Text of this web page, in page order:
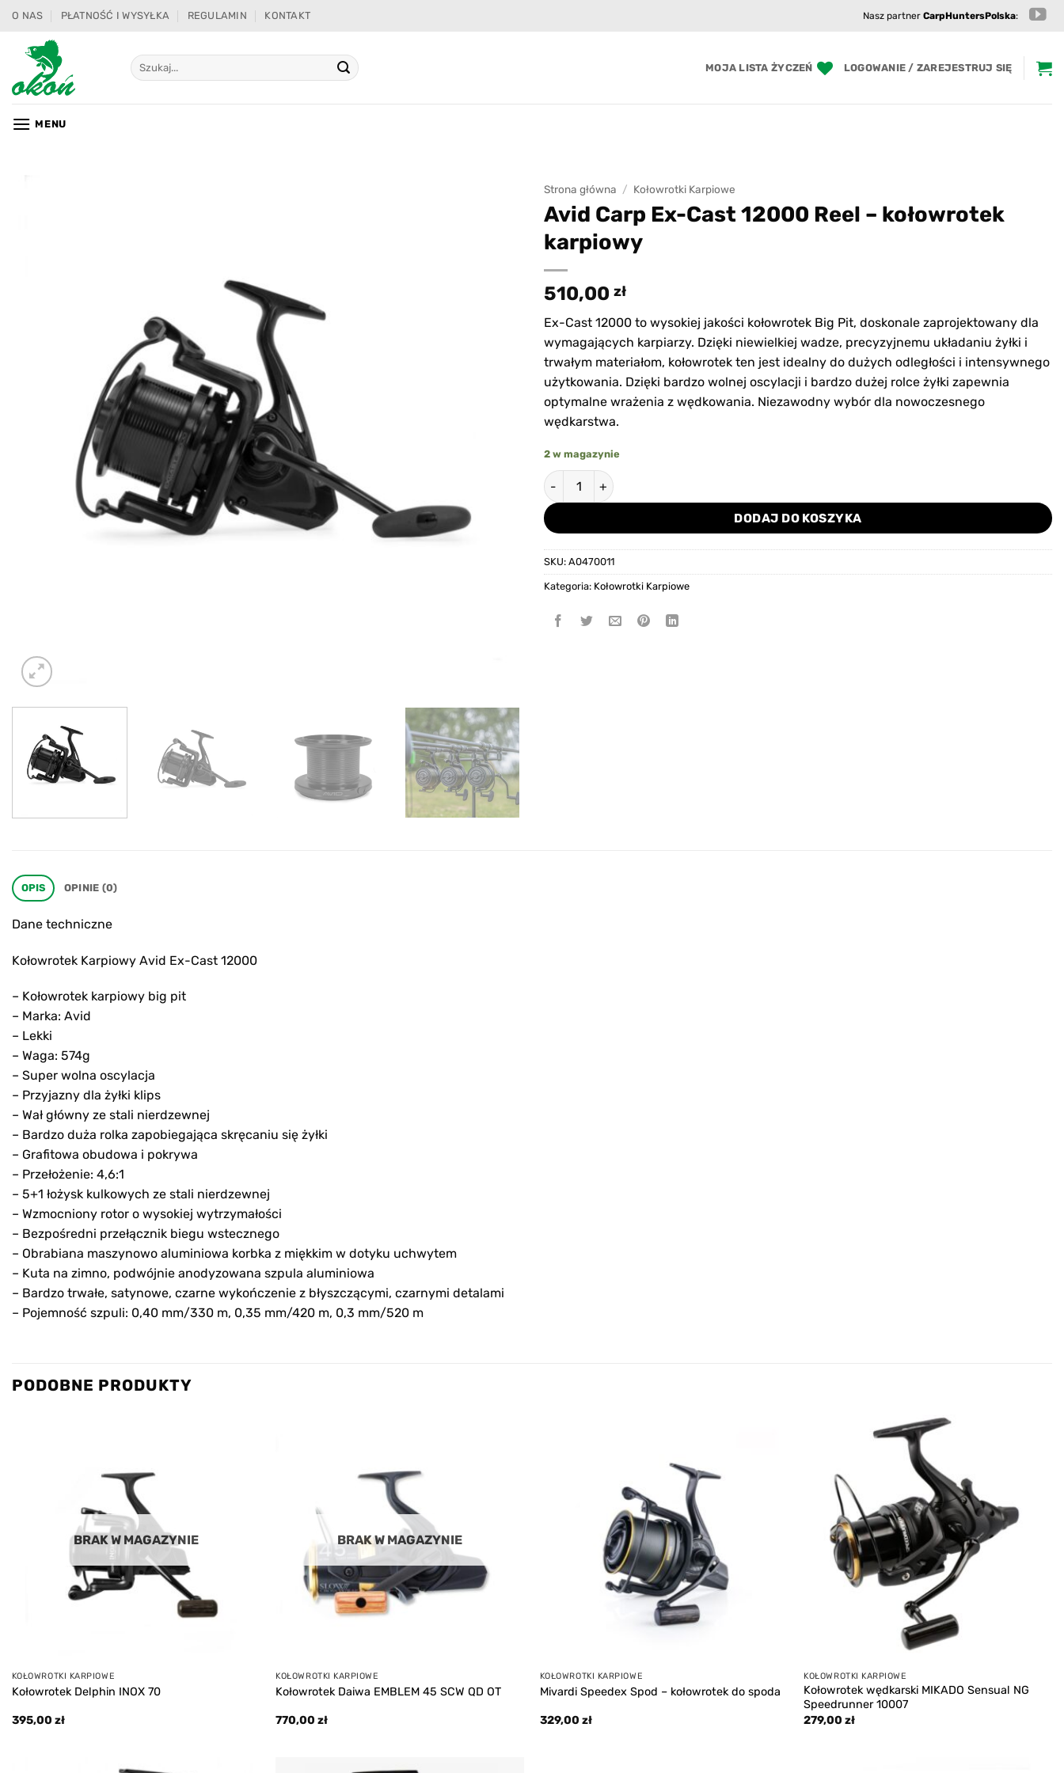
Przewiń
zawartości
O NAS PŁATNOŚĆ I WYSYŁKA REGULAMIN KONTAKT Nasz partner CarpHuntersPolska:
Szukaj:
MOJA LISTA ŻYCZEŃ LOGOWANIE / ZAREJESTRUJ SIĘ
MENU
Strona główna / Kołowrotki Karpiowe
Avid Carp Ex-Cast 12000 Reel – kołowrotek
karpiowy
510,00 zł
Ex-Cast 12000 to wysokiej jakości kołowrotek Big Pit, doskonale zaprojektowany dla
wymagających karpiarzy. Dzięki niewielkiej wadze, precyzyjnemu układaniu żyłki i
trwałym materiałom, kołowrotek ten jest idealny do dużych odległości i intensywnego
użytkowania. Dzięki bardzo wolnej oscylacji i bardzo dużej rolce żyłki zapewnia
optymalne wrażenia z wędkowania. Niezawodny wybór dla nowoczesnego
wędkarstwa.
2 w magazynie
ilość Avid Carp Ex-Cast 12000 Reel - kołowrotek karpiowy
DODAJ DO KOSZYKA
SKU: A0470011
Kategoria: Kołowrotki Karpiowe
OPIS OPINIE (0)
Dane techniczne
Kołowrotek Karpiowy Avid Ex-Cast 12000
– Kołowrotek karpiowy big pit
– Marka: Avid
– Lekki
– Waga: 574g
– Super wolna oscylacja
– Przyjazny dla żyłki klips
– Wał główny ze stali nierdzewnej
– Bardzo duża rolka zapobiegająca skręcaniu się żyłki
– Grafitowa obudowa i pokrywa
– Przełożenie: 4,6:1
– 5+1 łożysk kulkowych ze stali nierdzewnej
– Wzmocniony rotor o wysokiej wytrzymałości
– Bezpośredni przełącznik biegu wstecznego
– Obrabiana maszynowo aluminiowa korbka z miękkim w dotyku uchwytem
– Kuta na zimno, podwójnie anodyzowana szpula aluminiowa
– Bardzo trwałe, satynowe, czarne wykończenie z błyszczącymi, czarnymi detalami
– Pojemność szpuli: 0,40 mm/330 m, 0,35 mm/420 m, 0,3 mm/520 m
PODOBNE PRODUKTY
BRAK W MAGAZYNIE
KOŁOWROTKI KARPIOWE
Kołowrotek Delphin INOX 70
395,00 zł
BRAK W MAGAZYNIE
KOŁOWROTKI KARPIOWE
Kołowrotek Daiwa EMBLEM 45 SCW QD OT
770,00zł
KOŁOWROTKI KARPIOWE
Mivardi Speedex Spod – kołowrotek do spoda
329,00 zł
KOŁOWROTKI KARPIOWE
Kołowrotek wędkarski MIKADO Sensual NG
Speedrunner 10007
279,00zł